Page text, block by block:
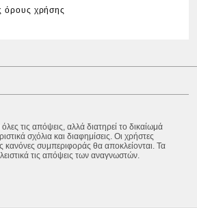
όρους χρήσης
τις απόψεις, αλλά διατηρεί το δικαίωμά
σχόλια και διαφημίσεις. Οι χρήστες
κανόνες συμπεριφοράς θα αποκλείονται. Τα
τις απόψεις των αναγνωστών.